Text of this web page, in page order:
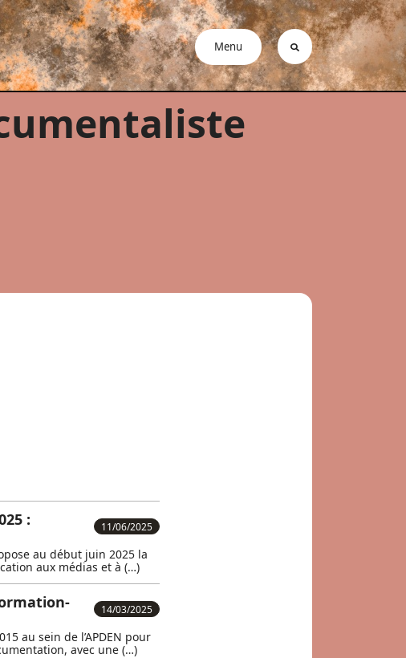
Menu
11/06/2025
:
au début juin 2025 la
aux médias et à (…)
14/03/2025
au sein de l’APDEN pour
avec une (…)